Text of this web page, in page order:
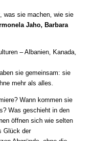
was sie machen, wie sie
Jaho, Barbara
– Albanien, Kanada,
sie gemeinsam: sie
mehr als alles.
Wann kommen sie
Was geschieht in den
öffnen sich wie selten
Glück der